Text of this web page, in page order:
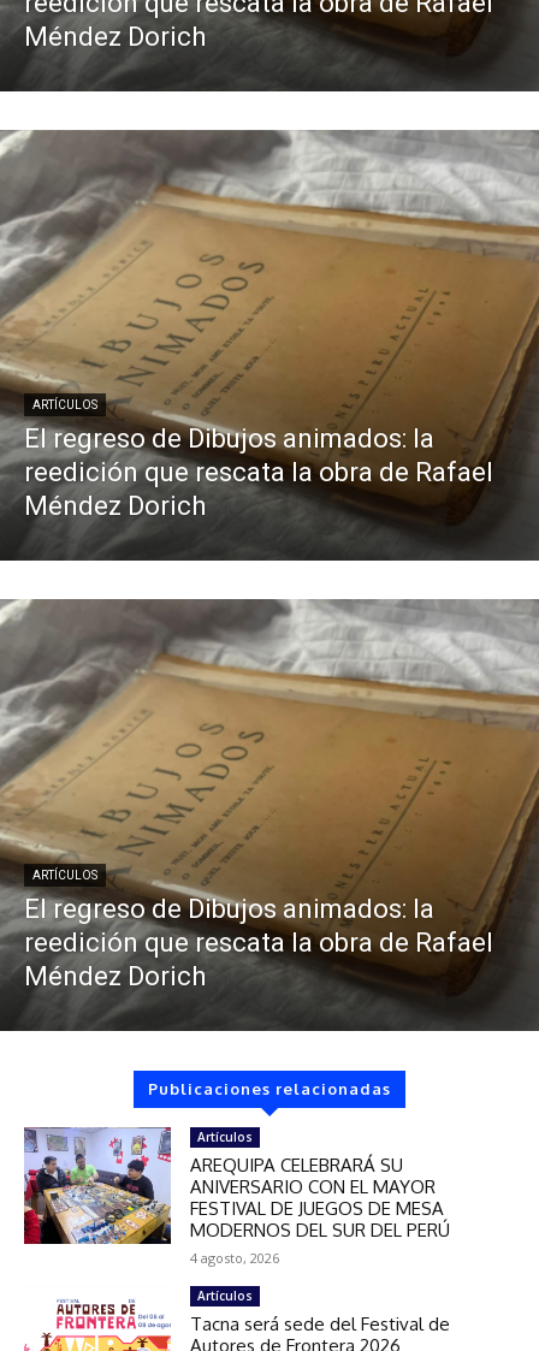
Méndez Dorich
ARTÍCULOS
El regreso de Dibujos animados: la
reedición que rescata la obra de Rafael
Méndez Dorich
ARTÍCULOS
El regreso de Dibujos animados: la
reedición que rescata la obra de Rafael
Méndez Dorich
Publicaciones relacionadas
Artículos
AREQUIPA CELEBRARÁ SU
ANIVERSARIO CON EL MAYOR
FESTIVAL DE JUEGOS DE MESA
MODERNOS DEL SUR DEL PERÚ
4 agosto, 2026
Artículos
Tacna será sede del Festival de
Autores de Frontera 2026